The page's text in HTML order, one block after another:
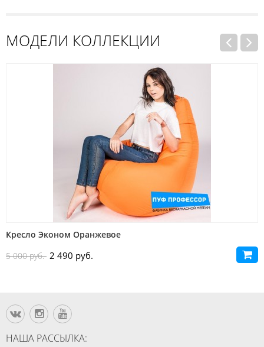
МОДЕЛИ КОЛЛЕКЦИИ
Кресло Эконом Оранжевое
5 000 руб. 2 490 руб.
НАША РАССЫЛКА: